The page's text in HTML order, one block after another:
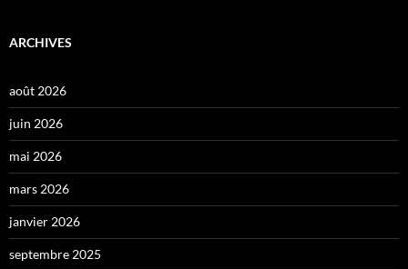
ARCHIVES
août 2026
juin 2026
mai 2026
mars 2026
janvier 2026
septembre 2025